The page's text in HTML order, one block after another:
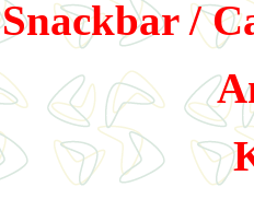
Snackbar /